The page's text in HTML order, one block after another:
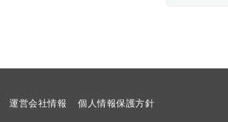
運営会社情報 個人情報保護方針